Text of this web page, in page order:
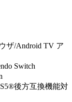
ザ/Android TV ア
Switch
後方互換機能対